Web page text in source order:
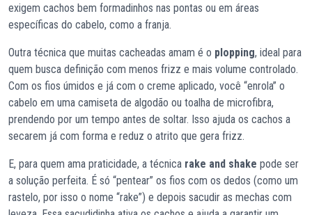
exigem cachos bem formadinhos nas pontas ou em áreas
específicas do cabelo, como a franja.
Outra técnica que muitas cacheadas amam é o plopping, ideal para
quem busca definição com menos frizz e mais volume controlado.
Com os fios úmidos e já com o creme aplicado, você “enrola” o
cabelo em uma camiseta de algodão ou toalha de microfibra,
prendendo por um tempo antes de soltar. Isso ajuda os cachos a
secarem já com forma e reduz o atrito que gera frizz.
E, para quem ama praticidade, a técnica rake and shake pode ser
a solução perfeita. É só “pentear” os fios com os dedos (como um
rastelo, por isso o nome “rake”) e depois sacudir as mechas com